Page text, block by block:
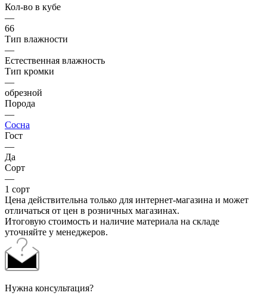
Кол-во в кубе
—
66
Тип влажности
—
Естественная влажность
Тип кромки
—
обрезной
Порода
—
Сосна
Гост
—
Да
Сорт
—
1 сорт
Цена действительна только для интернет-магазина и может
отличаться от цен в розничных магазинах.
Итоговую стоимость и наличие материала на складе
уточняйте у менеджеров.
Нужна консультация?